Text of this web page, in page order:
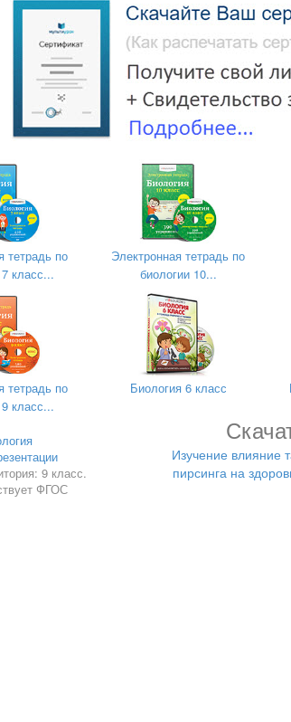
Викторович, 8 класс
Алексеевич, 8 класс.
: привлечь внимание подростков к своему
уровень информированности школьников о
по теме история появления пирсинга
тетрадь по
класс...
Электронная тетрадь по
биологии 10...
тетрадь по
класс...
Биология 6 класс
9 класс.
ФГОС
Изучение влияние
пирсинга на